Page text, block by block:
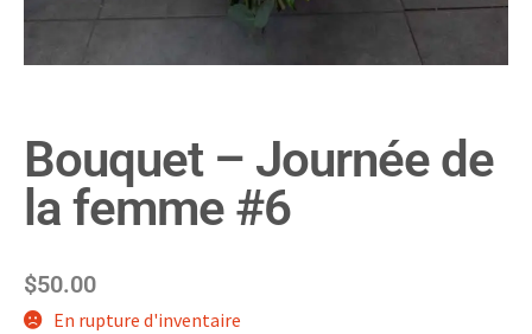
Bouquet – Journée de
la femme #6
$50.00
En rupture d'inventaire